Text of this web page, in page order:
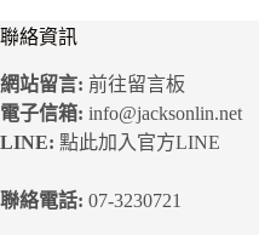
聯絡資訊
網站留言: 前往留言板
電子信箱: info@jacksonlin.net
LINE: 點此加入官方LINE
聯絡電話: 07-3230721